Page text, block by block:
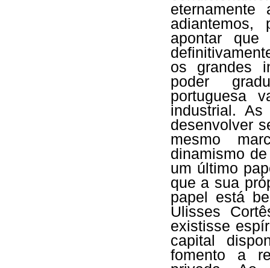
adiantemos,
apontar
os grandes
poder
portuguesa
industrial.
desenvolver
mesmo
dinamismo
um último
que a sua
papel está
Ulisses
existisse
capital
fomento a